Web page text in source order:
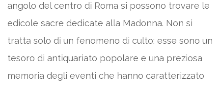
angolo del centro di Roma si possono trovare le
edicole sacre dedicate alla Madonna. Non si
tratta solo di un fenomeno di culto: esse sono un
tesoro di antiquariato popolare e una preziosa
memoria degli eventi che hanno caratterizzato